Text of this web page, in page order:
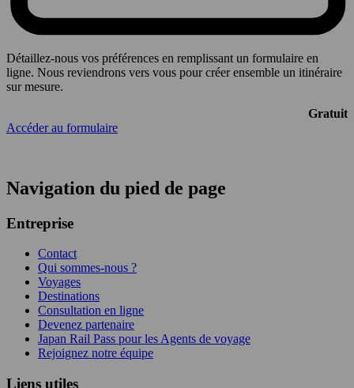
Détaillez-nous vos préférences en remplissant un formulaire en
ligne. Nous reviendrons vers vous pour créer ensemble un itinéraire
sur mesure.
Gratuit
Accéder au formulaire
Navigation du pied de page
Entreprise
Contact
Qui sommes-nous ?
Voyages
Destinations
Consultation en ligne
Devenez partenaire
Japan Rail Pass pour les Agents de voyage
Rejoignez notre équipe
Liens utiles